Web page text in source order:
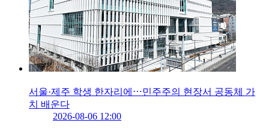
서울·제주 학생 한자리에⋯민주주의 현장서 공동체 가
치 배운다
2026-08-06 12:00